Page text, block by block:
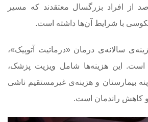
می‌دهند. ۱۴ درصد از افراد بزرگسال معتقدند که مسیر
با شرایط آن‌ها داشته است.
سالانه‌ی درمان «درماتیت آتوپیک»،
است. این هزینه‌ها شامل ویزیت پزشک،
بیمارستان و هزینه‌ی غیرمستقیم ناشی
کاهش راندمان است.